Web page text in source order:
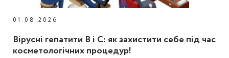
01.08.2026
Вірусні гепатити В і С: як захистити себе під час
косметологічних процедур!